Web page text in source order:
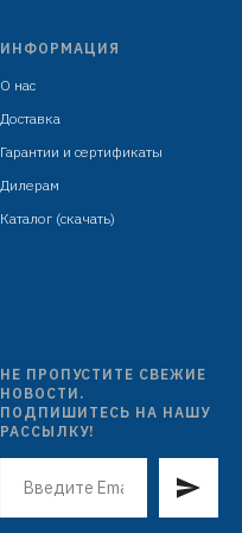
ИНФОРМАЦИЯ
О нас
Доставка
Гарантии и сертификаты
Дилерам
Каталог (скачать)
НЕ ПРОПУСТИТЕ СВЕЖИЕ
НОВОСТИ.
ПОДПИШИТЕСЬ НА НАШУ
РАССЫЛКУ!